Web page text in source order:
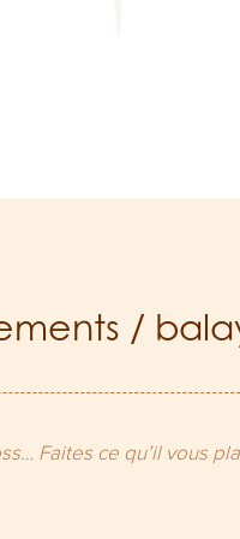
/
Faites ce qu’il vous